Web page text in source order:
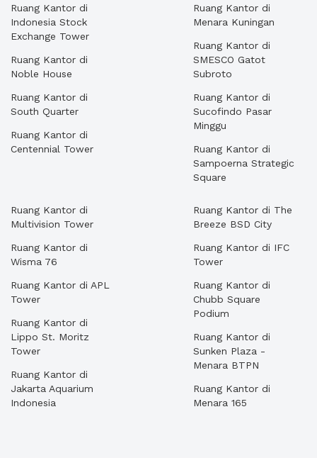
Ruang Kantor di
Indonesia Stock
Exchange Tower
Ruang Kantor di
Noble House
Ruang Kantor di
South Quarter
Ruang Kantor di
Centennial Tower
Ruang Kantor di
Menara Kuningan
Ruang Kantor di
SMESCO Gatot
Subroto
Ruang Kantor di
Sucofindo Pasar
Minggu
Ruang Kantor di
Sampoerna Strategic
Square
Ruang Kantor di
Multivision Tower
Ruang Kantor di
Wisma 76
Ruang Kantor di APL
Tower
Ruang Kantor di
Lippo St. Moritz
Tower
Ruang Kantor di
Jakarta Aquarium
Indonesia
Ruang Kantor di The
Breeze BSD City
Ruang Kantor di IFC
Tower
Ruang Kantor di
Chubb Square
Podium
Ruang Kantor di
Sunken Plaza -
Menara BTPN
Ruang Kantor di
Menara 165